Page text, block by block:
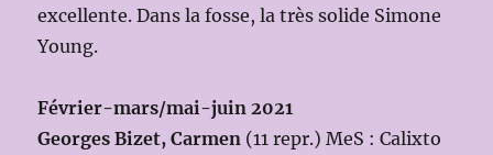
excellente. Dans la fosse, la très solide Simone
Young.
Février-mars/mai-juin 2021
Georges Bizet, Carmen (11 repr.) MeS : Calixto